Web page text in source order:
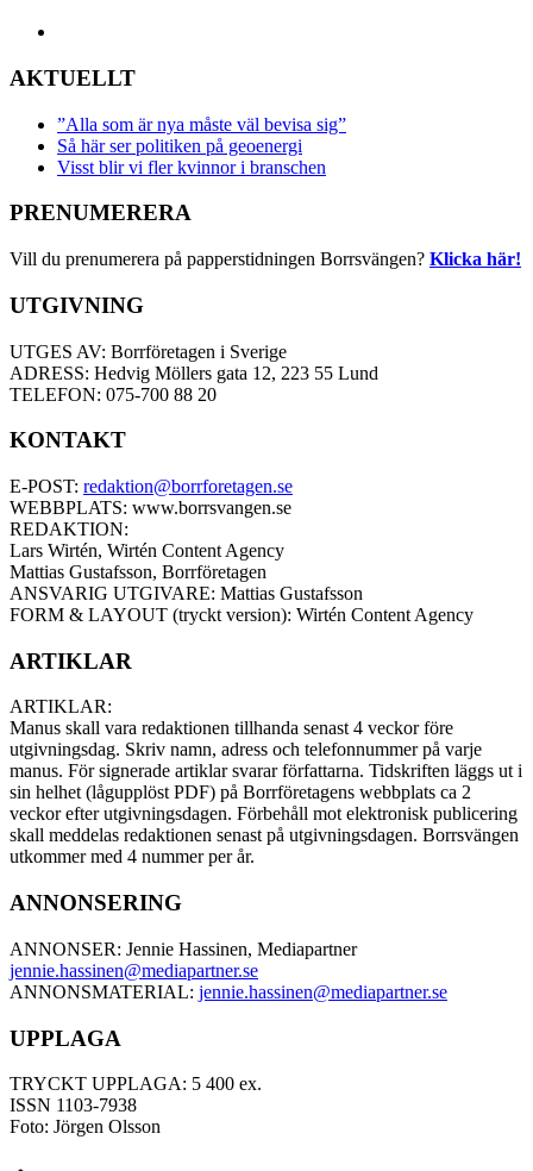
AKTUELLT
”Alla som är nya måste väl bevisa sig”
Så här ser politiken på geoenergi
Visst blir vi fler kvinnor i branschen
PRENUMERERA
Vill du prenumerera på papperstidningen Borrsvängen? Klicka här!
UTGIVNING
UTGES AV: Borrföretagen i Sverige
ADRESS: Hedvig Möllers gata 12, 223 55 Lund
TELEFON: 075-700 88 20
KONTAKT
E-POST: redaktion@borrforetagen.se
WEBBPLATS: www.borrsvangen.se
REDAKTION:
Lars Wirtén, Wirtén Content Agency
Mattias Gustafsson, Borrföretagen
ANSVARIG UTGIVARE: Mattias Gustafsson
FORM & LAYOUT (tryckt version): Wirtén Content Agency
ARTIKLAR
ARTIKLAR:
Manus skall vara redaktionen tillhanda senast 4 veckor före
utgivningsdag. Skriv namn, adress och telefonnummer på varje
manus. För signerade artiklar svarar författarna. Tidskriften läggs ut i
sin helhet (lågupplöst PDF) på Borrföretagens webbplats ca 2
veckor efter utgivningsdagen. Förbehåll mot elektronisk publicering
skall meddelas redaktionen senast på utgivningsdagen. Borrsvängen
utkommer med 4 nummer per år.
ANNONSERING
ANNONSER: Jennie Hassinen, Mediapartner
jennie.hassinen@mediapartner.se
ANNONSMATERIAL: jennie.hassinen@mediapartner.se
UPPLAGA
TRYCKT UPPLAGA: 5 400 ex.
ISSN 1103-7938
Foto: Jörgen Olsson